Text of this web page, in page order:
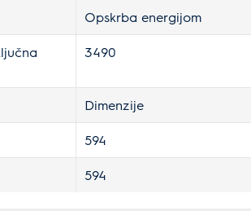
Opskrba energijom
3490
Dimenzije
594
594